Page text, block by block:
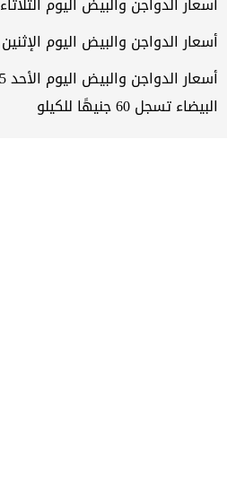
أسعار الدواجن والبيض اليوم الإثنين 6 يوليو 2026
البيضاء تسجل 60 جنيهًا للكيلو